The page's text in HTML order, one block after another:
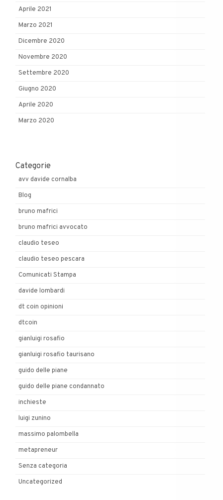
Aprile 2021
Marzo 2021
Dicembre 2020
Novembre 2020
Settembre 2020
Giugno 2020
Aprile 2020
Marzo 2020
Categorie
avv davide cornalba
Blog
bruno mafrici
bruno mafrici avvocato
claudio teseo
claudio teseo pescara
Comunicati Stampa
davide lombardi
dt coin opinioni
dtcoin
gianluigi rosafio
gianluigi rosafio taurisano
guido delle piane
guido delle piane condannato
inchieste
luigi zunino
massimo palombella
metapreneur
Senza categoria
Uncategorized